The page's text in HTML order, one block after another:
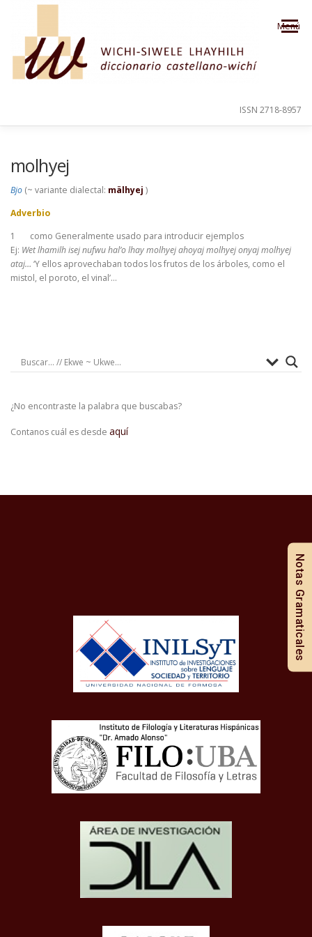
Saltar al contenido
Menú
ISSN 2718-8957
molhyej
Bjo (~ variante dialectal: mälhyej )
Adverbio
1
como Generalmente usado para introducir ejemplos
Ej: Wet lhamilh isej nufwu hal’o lhay molhyej ahoyaj molhyej onyaj molhyej
ataj… ‘Y ellos aprovechaban todos los frutos de los árboles, como el
mistol, el poroto, el vinal’…
¿No encontraste la palabra que buscabas?
Contanos cuál es desde aquí
Notas Gramaticales